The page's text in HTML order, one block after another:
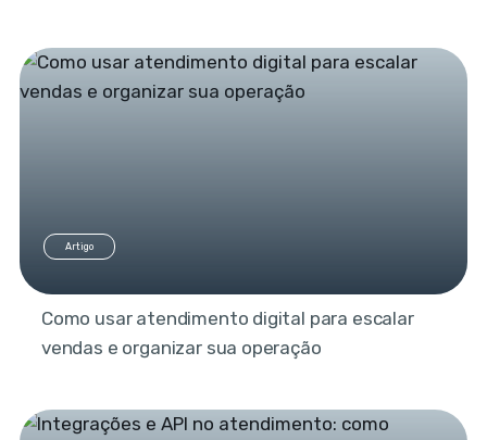
Artigo
Como usar atendimento digital para escalar
vendas e organizar sua operação